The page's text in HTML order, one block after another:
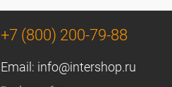
+7 (800) 200-79-88
Email: info@intershop.ru